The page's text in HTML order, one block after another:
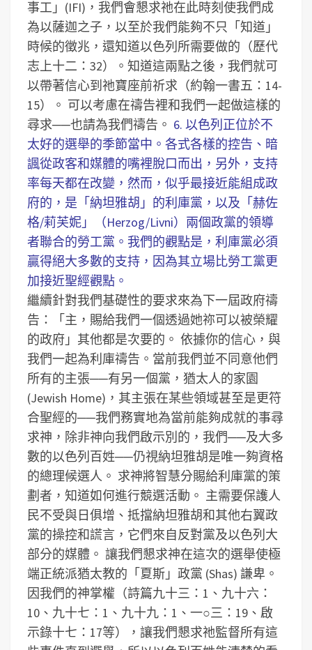
事工」(IFI)，我們會懇求祂在此時刻使我們成
為以薩迦之子，以至於我們能夠不只「知道」
時候的徵兆，還知道以色列所需要做的（歷代
志上十二：32）。知道這兩點之後，我們就可
以帶著信心到祂寶座前祈求（約翰一書五：14-
15）。 可以考慮在禱告裡和我們一起做這樣的
尋求──也請為我們禱告。 6. 以色列正位於不
太好的選舉的季節當中。各式各樣的控告、暗
諷從政客和媒體的嘴裡脫口而出，另外，支持
率每天都在改變，然而，似乎最接近能組成政
府的，是「納坦雅胡」的利庫黨，以及「赫佐
格/莉芙妮」（Herzog/Livni）兩個政黨的領導
者聯合的勞工黨。我們的觀點是，利庫黨必須
贏得絕大多數的支持，因為其立場比勞工黨更
加接近聖經觀點。
繼續針對我們基礎性的要求來為下一屆政府禱
告：「主，賜給我們一個透過她祢可以被榮耀
的政府」其他都是次要的。 依據你的信心，與
我們一起為利庫禱告。當前我們並不同意他們
所有的主張──有另一個黨，猶太人的家園
(Jewish Home)，其主張在某些領域甚至是更符
合聖經的──我們務實地為當前能夠成就的事尋
求神，除非神向我們啟示別的，我們──及大多
數的以色列百姓──仍視納坦雅胡是唯一夠資格
的總理候選人。 求神將智慧分賜給利庫黨的策
劃者，知道如何進行競選活動。 主需要保護人
民不受與日俱增、抵擋納坦雅胡和其他右翼政
黨的操控和謊言，它們來自反對黨及以色列大
部分的媒體。 讓我們懇求神在這次的選舉使極
端正統派猶太教的「夏斯」政黨 (Shas) 謙卑。
因我們的神掌權（詩篇九十三：1、九十六：
10、九十七：1、九十九：1、一○三：19、啟
示錄十七：17等），讓我們懇求祂監督所有這